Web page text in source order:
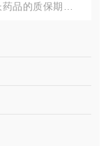
品的质保期。氧
超低功耗微控制
期长、精度高、